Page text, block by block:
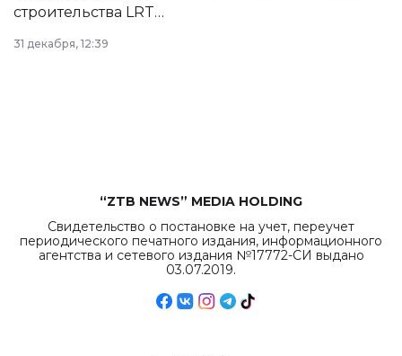
строительства LRT
в Астане из
республиканского
31 декабря, 12:39
“ZTB NEWS” MEDIA HOLDING
Свидетельство о постановке на учет, переучет
периодического печатного издания, информационного
агентства и сетевого издания №17772-СИ выдано
03.07.2019.